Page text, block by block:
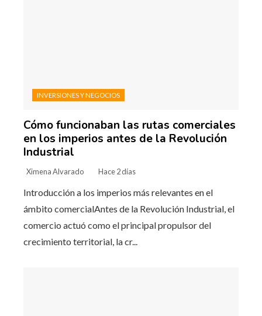
INVERSIONES Y NEGOCIOS
Cómo funcionaban las rutas comerciales
en los imperios antes de la Revolución
Industrial
Ximena Alvarado Hace 2 días
Introducción a los imperios más relevantes en el
ámbito comercialAntes de la Revolución Industrial, el
comercio actuó como el principal propulsor del
crecimiento territorial, la cr...